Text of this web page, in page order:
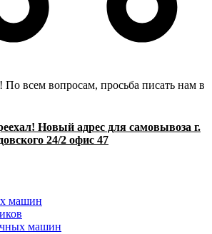
По всем вопросам, просьба писать нам в
Новый адрес для самовывоза г.
24/2 офис 47
машин
машин